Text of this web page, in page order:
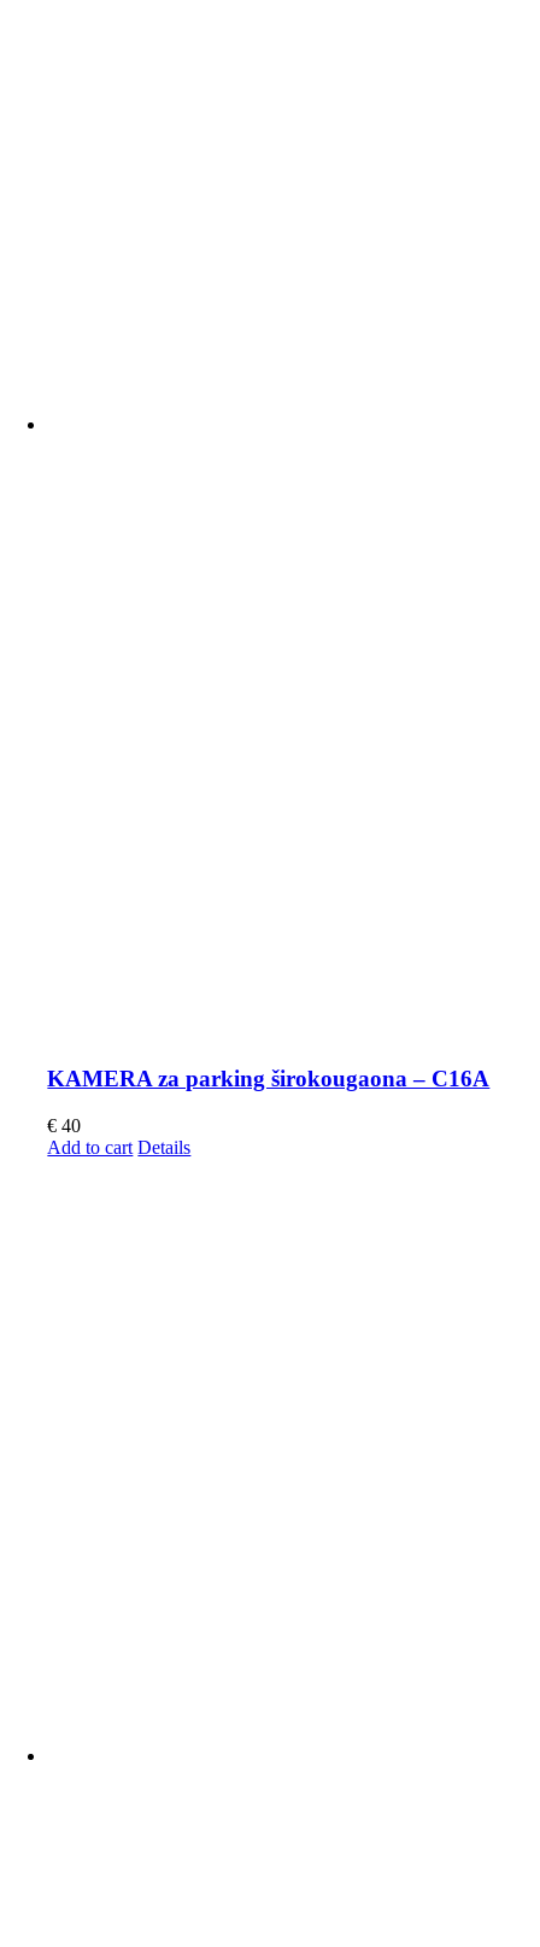
KAMERA za parking širokougaona – C16A
€ 40
Add to cart Details